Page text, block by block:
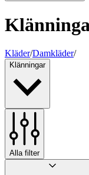
Kläder/Damkläder/
Klänningar
Alla filter